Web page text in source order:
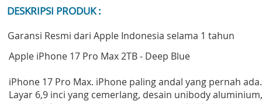
DESKRIPSI PRODUK :
Garansi Resmi dari Apple Indonesia selama 1 tahun
Apple iPhone 17 Pro Max 2TB - Deep Blue
iPhone 17 Pro Max. iPhone paling andal yang pernah ada.
Layar 6,9 inci yang cemerlang, desain unibody aluminium,